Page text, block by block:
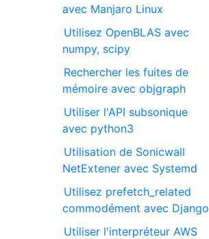
avec Manjaro Linux
Utilisez OpenBLAS avec
numpy, scipy
Rechercher les fuites de
mémoire avec objgraph
Utiliser l'API subsonique
avec python3
Utilisation de Sonicwall
NetExtener avec Systemd
Utilisez prefetch_related
commodément avec Django
Utiliser l'interpréteur AWS